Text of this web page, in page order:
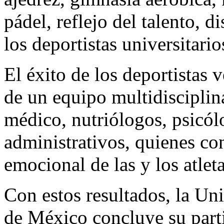
pádel, reflejo del talento,
los deportistas
El éxito de los deportistas
de un equipo
médico, nutriólogos,
administrativos, quienes
emocional de las y los
Con estos resultados, la
de México concluye su